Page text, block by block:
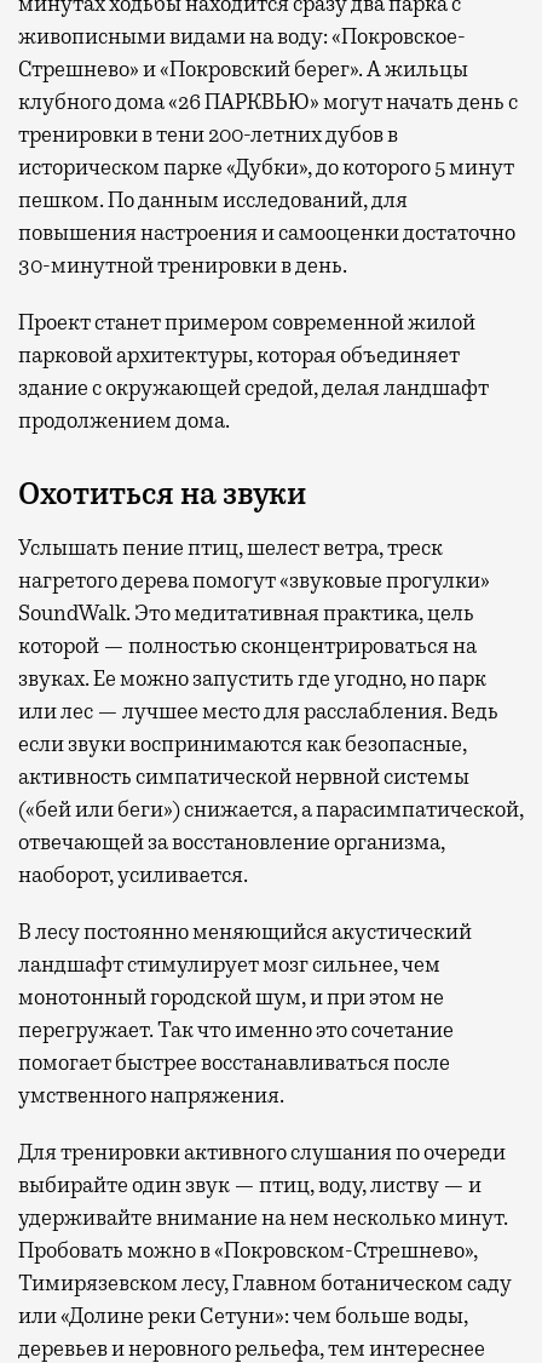
живописными видами на воду: «Покровское-
Стрешнево» и «Покровский берег». А жильцы
клубного дома «26 ПАРКВЬЮ» могут начать день с
тренировки в тени 200-летних дубов в
историческом парке «Дубки», до которого 5 минут
пешком. По данным исследований, для
повышения настроения и самооценки достаточно
30-минутной тренировки в день.
Проект станет примером современной жилой
парковой архитектуры, которая объединяет
здание с окружающей средой, делая ландшафт
продолжением дома.
Охотиться на звуки
Услышать пение птиц, шелест ветра, треск
нагретого дерева помогут «звуковые прогулки»
SoundWalk. Это медитативная практика, цель
которой — полностью сконцентрироваться на
звуках. Ее можно запустить где угодно, но парк
или лес — лучшее место для расслабления. Ведь
если звуки воспринимаются как безопасные,
активность симпатической нервной системы
(«бей или беги») снижается, а парасимпатической,
отвечающей за восстановление организма,
наоборот, усиливается.
В лесу постоянно меняющийся акустический
ландшафт стимулирует мозг сильнее, чем
монотонный городской шум, и при этом не
перегружает. Так что именно это сочетание
помогает быстрее восстанавливаться после
умственного напряжения.
Для тренировки активного слушания по очереди
выбирайте один звук — птиц, воду, листву — и
удерживайте внимание на нем несколько минут.
Пробовать можно в «Покровском-Стрешнево»,
Тимирязевском лесу, Главном ботаническом саду
или «Долине реки Сетуни»: чем больше воды,
деревьев и неровного рельефа, тем интереснее